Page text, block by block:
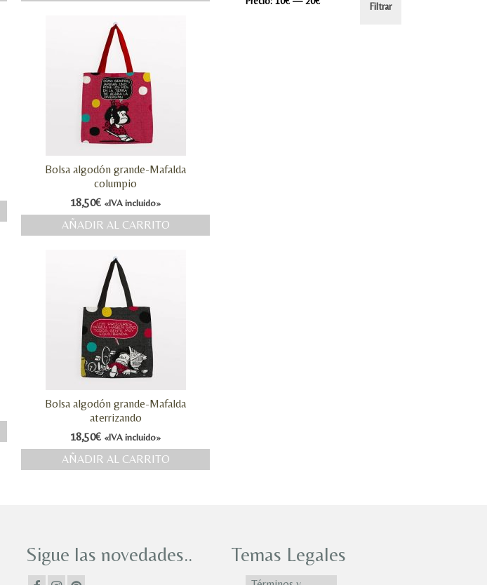
Bolsa algodón grande-Mafalda
columpio
18,50€ «IVA incluido»
AÑADIR AL CARRITO
Bolsa algodón grande-Mafalda
aterrizando
18,50€ «IVA incluido»
AÑADIR AL CARRITO
Filtrar
Sigue las novedades.. Temas Legales